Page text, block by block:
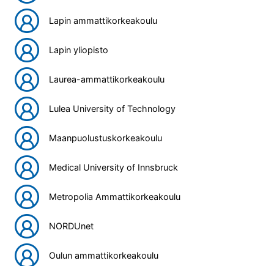
Lapin ammattikorkeakoulu
Lapin yliopisto
Laurea-ammattikorkeakoulu
Lulea University of Technology
Maanpuolustuskorkeakoulu
Medical University of Innsbruck
Metropolia Ammattikorkeakoulu
NORDUnet
Oulun ammattikorkeakoulu